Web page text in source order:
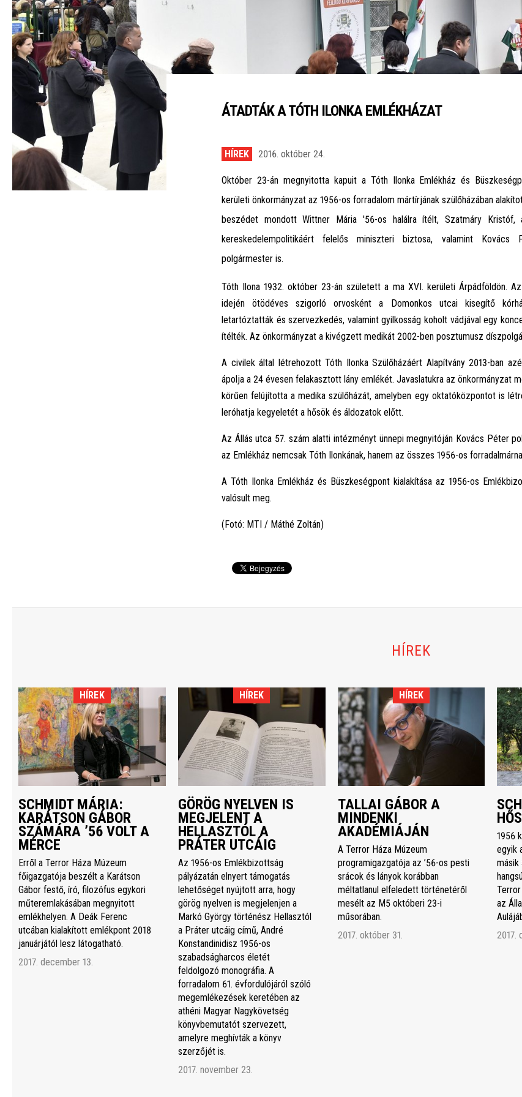
ÁTADTÁK A TÓTH ILONKA EMLÉKHÁZAT
HÍREK 2016. október 24.
Október 23-án megnyitotta kapuit a Tóth Ilonka Emlékház és
kerületi önkormányzat az 1956-os forradalom mártírjának szülőházában
beszédet mondott Wittner Mária '56-os halálra ítélt, Szatmáry Kristóf,
kereskedelempolitikáért felelős miniszteri biztosa, valamint Kovács
polgármester is.
Tóth Ilona 1932. október 23-án született a ma XVI. kerületi Árpádföldön.
idején ötödéves szigorló orvosként a Domonkos utcai kisegítő
letartóztatták és szervezkedés, valamint gyilkosság koholt vádjával egy
ítélték. Az önkormányzat a kivégzett medikát 2002-ben posztumusz
A civilek által létrehozott Tóth Ilonka Szülőházáért Alapítvány 2013-ban
ápolja a 24 évesen felakasztott lány emlékét. Javaslatukra az önkormányzat
körűen felújította a medika szülőházát, amelyben egy oktatóközpontot is
leróhatja kegyeletét a hősök és áldozatok előtt.
Az Állás utca 57. szám alatti intézményt ünnepi megnyitóján Kovács Péter
az Emlékház nemcsak Tóth Ilonkának, hanem az összes 1956-os
A Tóth Ilonka Emlékház és Büszkeségpont kialakítása az 1956-os
valósult meg.
(Fotó: MTI / Máthé Zoltán)
HÍREK
HÍREK
SCHMIDT MÁRIA:
KARÁTSON GÁBOR
SZÁMÁRA ’56 VOLT A
MÉRCE
Erről a Terror Háza Múzeum
főigazgatója beszélt a Karátson
Gábor festő, író, filozófus egykori
műteremlakásában megnyitott
emlékhelyen. A Deák Ferenc
utcában kialakított emlékpont 2018
januárjától lesz látogatható.
2017. december 13.
HÍREK
GÖRÖG NYELVEN IS
MEGJELENT A
HELLASZTÓL A
PRÁTER UTCÁIG
Az 1956-os Emlékbizottság
pályázatán elnyert támogatás
lehetőséget nyújtott arra, hogy
görög nyelven is megjelenjen a
Markó György történész Hellasztól
a Práter utcáig című, André
Konstandinidisz 1956-os
szabadságharcos életét
feldolgozó monográfia. A
forradalom 61. évfordulójáról szóló
megemlékezések keretében az
athéni Magyar Nagykövetség
könyvbemutatót szervezett,
amelyre meghívták a könyv
szerzőjét is.
2017. november 23.
HÍREK
TALLAI GÁBOR A
MINDENKI
AKADÉMIÁJÁN
A Terror Háza Múzeum
programigazgatója az ’56-os pesti
srácok és lányok korábban
méltatlanul elfeledett történetéről
mesélt az M5 októberi 23-i
műsorában.
2017. október 31.
1956
egyik
az
2017.